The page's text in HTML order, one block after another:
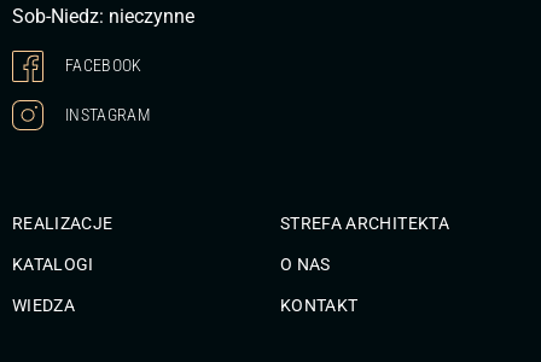
Sob-Niedz: nieczynne
FACEBOOK
INSTAGRAM
REALIZACJE
KATALOGI
WIEDZA
STREFA ARCHITEKTA
O NAS
KONTAKT